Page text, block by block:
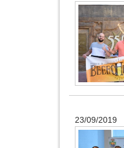
23/09/2019